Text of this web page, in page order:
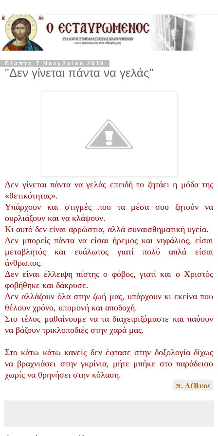
Πέμπτη 7 Νοεμβρίου 2019
"Δεν γίνεται πάντα να γελάς"
Δεν γίνεται πάντα να γελάς επειδή το ζητάει η μόδα της
«θετικότητας».
Υπάρχουν και στιγμές που τα μέσα σου ζητούν να
ουρλιάξουν και να κλάψουν.
Κι αυτό δεν είναι αρρώστια, αλλά συναισθηματική υγεία.
Δεν μπορείς πάντα να είσαι ήρεμος και νηφάλιος, είσαι
μεταβλητός και ευάλωτος γιατί πολύ απλά είσαι
άνθρωπος.
Δεν είναι έλλειψη πίστης ο φόβος, γιατί και ο Χριστός
φοβήθηκε και δάκρυσε.
Δεν αλλάζουν όλα στην ζωή μας, υπάρχουν κι εκείνα που
θέλουν χρόνο, υπομονή και αποδοχή.
Στο τέλος μαθαίνουμε να τα διαχειριζόμαστε και παύουν
να βάζουν τρικλοποδιές στην χαρά μας.
Στο κάτω κάτω κανείς δεν έφτασε στην δοξολογία δίχως
να βραχνιάσει στην γκρίνια, μήτε μπήκε στο παράδεισο
χωρίς να θρηνήσει στην κόλαση.
π. ΛίΒυος